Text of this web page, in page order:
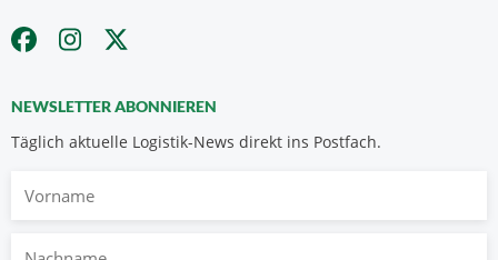
NEWSLETTER ABONNIEREN
Täglich aktuelle Logistik-News direkt ins Postfach.
Nachname